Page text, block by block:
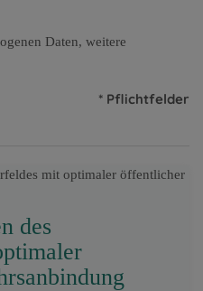
Daten, weitere
* Pflichtfelder
des